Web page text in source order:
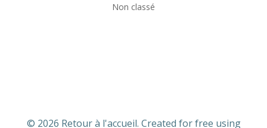
Non classé
© 2026 Retour à l'accueil. Created for free using